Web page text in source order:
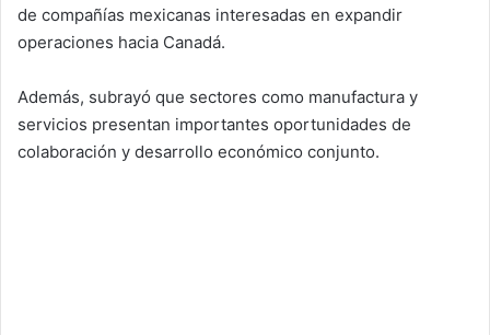
de compañías mexicanas interesadas en expandir
operaciones hacia Canadá.
Además, subrayó que sectores como manufactura y
servicios presentan importantes oportunidades de
colaboración y desarrollo económico conjunto.